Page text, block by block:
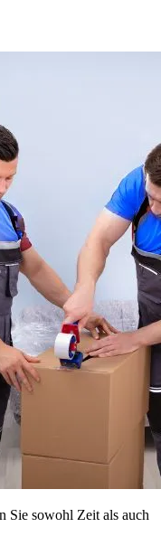
Sie sowohl Zeit als auch